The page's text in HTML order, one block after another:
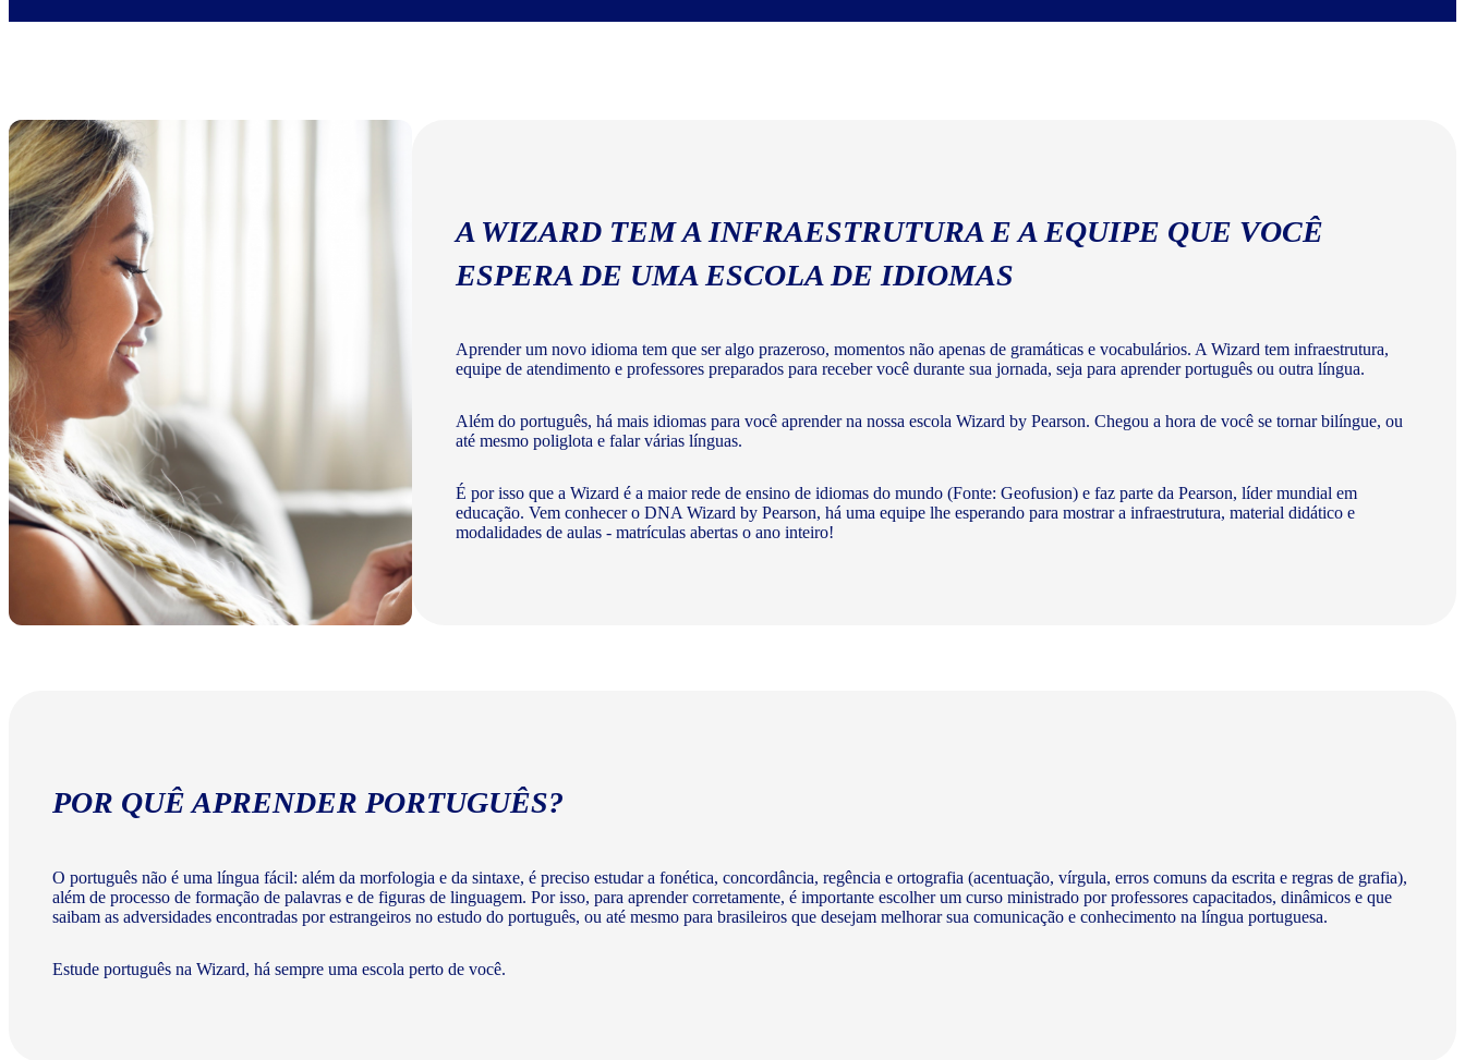
Escrita
A WIZARD TEM A INFRAESTRUTURA E A EQUIPE QUE VOCÊ
ESPERA DE UMA ESCOLA DE IDIOMAS
Aprender um novo idioma tem que ser algo prazeroso, momentos não apenas de gramáticas e vocabulários. A Wizard tem infraestrutura,
equipe de atendimento e professores preparados para receber você durante sua jornada, seja para aprender português ou outra língua.
Além do português, há mais idiomas para você aprender na nossa escola Wizard by Pearson. Chegou a hora de você se tornar bilíngue, ou
até mesmo poliglota e falar várias línguas.
É por isso que a Wizard é a maior rede de ensino de idiomas do mundo (Fonte: Geofusion) e faz parte da Pearson, líder mundial em
educação. Vem conhecer o DNA Wizard by Pearson, há uma equipe lhe esperando para mostrar a infraestrutura, material didático e
modalidades de aulas - matrículas abertas o ano inteiro!
POR QUÊ APRENDER PORTUGUÊS?
O português não é uma língua fácil: além da morfologia e da sintaxe, é preciso estudar a fonética, concordância, regência e ortografia (acentuação, vírgula, erros comuns da escrita e regras de grafia),
além de processo de formação de palavras e de figuras de linguagem. Por isso, para aprender corretamente, é importante escolher um curso ministrado por professores capacitados, dinâmicos e que
saibam as adversidades encontradas por estrangeiros no estudo do português, ou até mesmo para brasileiros que desejam melhorar sua comunicação e conhecimento na língua portuguesa.
Estude português na Wizard, há sempre uma escola perto de você.